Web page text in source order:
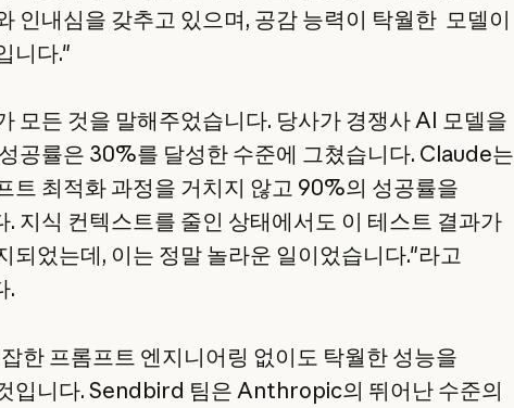
인내심을 갖추고 있으며, 공감 능력이 탁월한 모델이
니다."
모든 것을 말해주었습니다. 당사가 경쟁사 AI 모델을
공률은 30%를 달성한 수준에 그쳤습니다. Claude는
트 최적화 과정을 거치지 않고 90%의 성공률을
. 지식 컨텍스트를 줄인 상태에서도 이 테스트 결과가
되었는데, 이는 정말 놀라운 일이었습니다."라고
.
한 프롬프트 엔지니어링 없이도 탁월한 성능을
입니다. Sendbird 팀은 Anthropic의 뛰어난 수준의